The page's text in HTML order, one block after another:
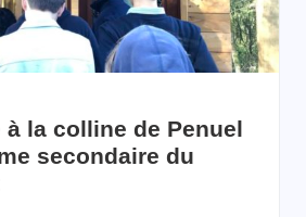
à la colline de Penuel
secondaire du